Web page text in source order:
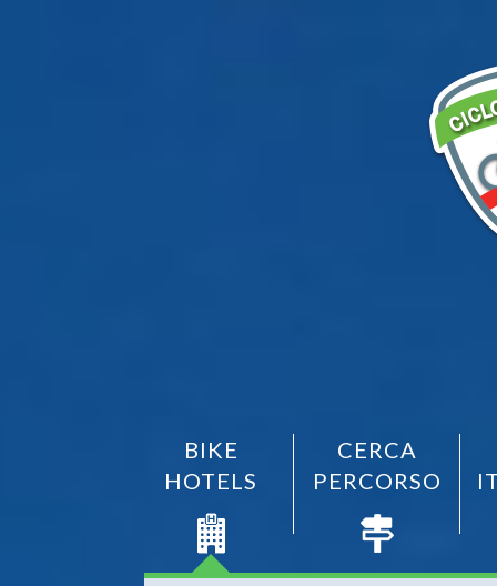
BIKE
HOTELS
CERCA
PERCORSO